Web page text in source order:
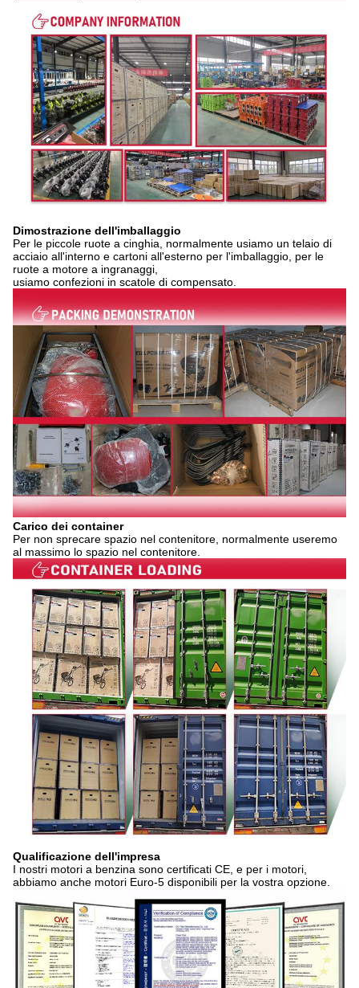
Dimostrazione dell'imballaggio
Per le piccole ruote a cinghia, normalmente usiamo un telaio di
acciaio all'interno e cartoni all'esterno per l'imballaggio, per le
ruote a motore a ingranaggi,
usiamo confezioni in scatole di compensato.
Carico dei container
Per non sprecare spazio nel contenitore, normalmente useremo
al massimo lo spazio nel contenitore.
Qualificazione dell'impresa
I nostri motori a benzina sono certificati CE, e per i motori,
abbiamo anche motori Euro-5 disponibili per la vostra opzione.